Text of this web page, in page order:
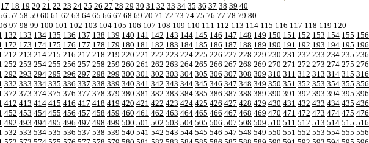
17 18 19 20 21 22 23 24 25 26 27 28 29 30 31 32 33 34 35 36 37 38 39 40
57 58 59 60 61 62 63 64 65 66 67 68 69 70 71 72 73 74 75 76 77 78 79 80
97 98 99 100 101 102 103 104 105 106 107 108 109 110 111 112 113 114 115 116 117 118 119 120
132 133 134 135 136 137 138 139 140 141 142 143 144 145 146 147 148 149 150 151 152 153 154 155 156
172 173 174 175 176 177 178 179 180 181 182 183 184 185 186 187 188 189 190 191 192 193 194 195 196
212 213 214 215 216 217 218 219 220 221 222 223 224 225 226 227 228 229 230 231 232 233 234 235 236
252 253 254 255 256 257 258 259 260 261 262 263 264 265 266 267 268 269 270 271 272 273 274 275 276
292 293 294 295 296 297 298 299 300 301 302 303 304 305 306 307 308 309 310 311 312 313 314 315 316
332 333 334 335 336 337 338 339 340 341 342 343 344 345 346 347 348 349 350 351 352 353 354 355 356
372 373 374 375 376 377 378 379 380 381 382 383 384 385 386 387 388 389 390 391 392 393 394 395 396
412 413 414 415 416 417 418 419 420 421 422 423 424 425 426 427 428 429 430 431 432 433 434 435 436
452 453 454 455 456 457 458 459 460 461 462 463 464 465 466 467 468 469 470 471 472 473 474 475 476
492 493 494 495 496 497 498 499 500 501 502 503 504 505 506 507 508 509 510 511 512 513 514 515 516
532 533 534 535 536 537 538 539 540 541 542 543 544 545 546 547 548 549 550 551 552 553 554 555 556